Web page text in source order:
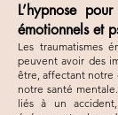
L’hypnose
émotionnels et
Les traumatismes
peuvent avoir des
être, affectant notre
notre santé
liés à un